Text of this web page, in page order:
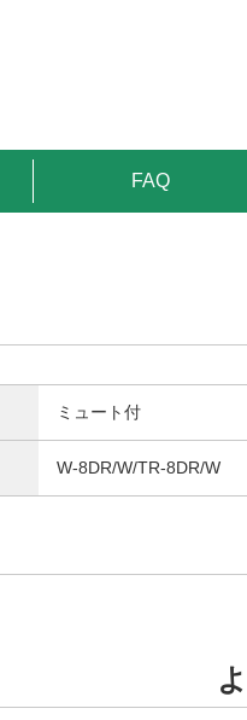
FAQ
ミュート付
W-8DR/W/TR-8DR/W